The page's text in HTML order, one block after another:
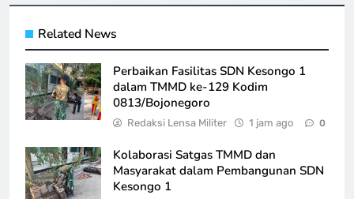
Related News
Perbaikan Fasilitas SDN Kesongo 1
dalam TMMD ke-129 Kodim
0813/Bojonegoro
Redaksi Lensa Militer 1 jam ago 0
Kolaborasi Satgas TMMD dan
Masyarakat dalam Pembangunan SDN
Kesongo 1